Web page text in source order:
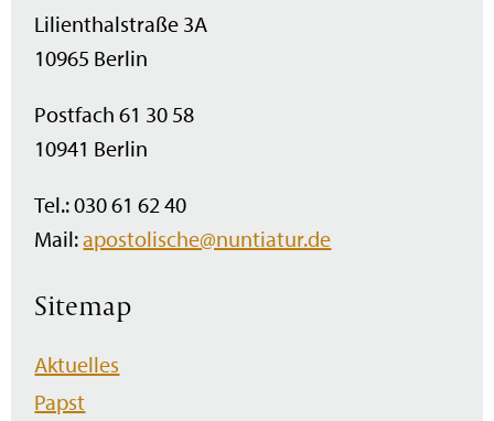
Lilienthalstraße 3A
10965 Berlin
Postfach 61 30 58
10941 Berlin
Tel.: 030 61 62 40
Mail:apostolische@nuntiatur.de
Sitemap
Navigation
überspringen
Aktuelles
Papst